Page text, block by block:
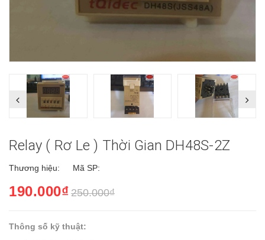
Relay ( Rơ Le ) Thời Gian DH48S-2Z
Thương hiệu: Mã SP:
190.000₫ 250.000₫
Thông số kỹ thuật: